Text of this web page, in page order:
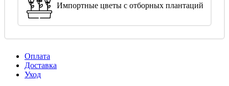
Импортные цветы с отборных плантаций
Оплата
Доставка
Уход